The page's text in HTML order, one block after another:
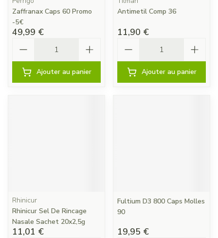
Zaffranax Caps 60 Promo
-5€
49,99 €
Ajouter au panier
Antimetil Comp 36
11,90 €
Ajouter au panier
Rhinicur
Rhinicur Sel De Rincage
Nasale Sachet 20x2,5g
11,01 €
Fultium D3 800 Caps Molles
90
19,95 €